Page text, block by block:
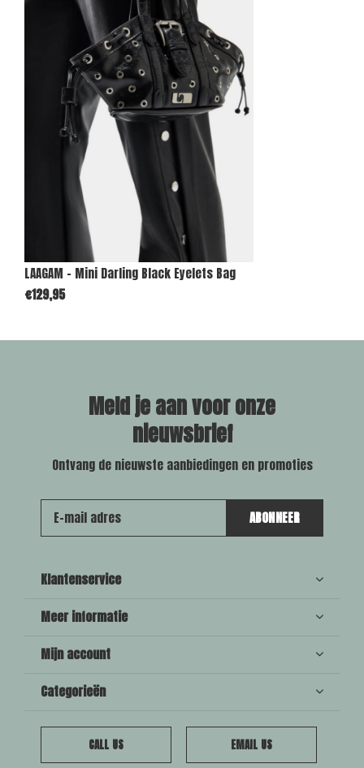
LAAGAM - Mini Darling Black Eyelets Bag
€129,95
Meld je aan voor onze
nieuwsbrief
Ontvang de nieuwste aanbiedingen en promoties
ABONNEER
Klantenservice
Meer informatie
Mijn account
Categorieën
CALL US EMAIL US